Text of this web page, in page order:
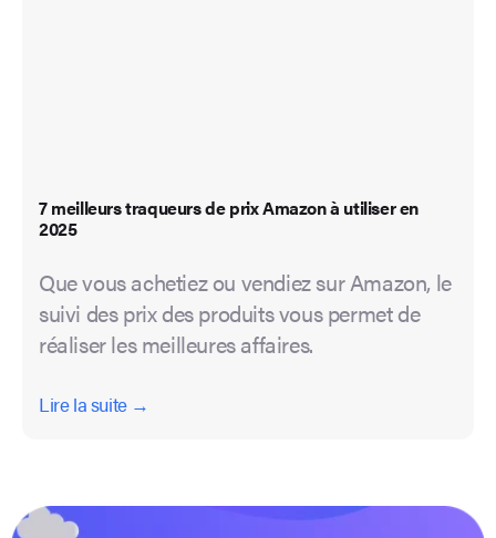
7 meilleurs traqueurs de prix Amazon à utiliser en
2025
Que vous achetiez ou vendiez sur Amazon, le
suivi des prix des produits vous permet de
réaliser les meilleures affaires.
Lire la suite →